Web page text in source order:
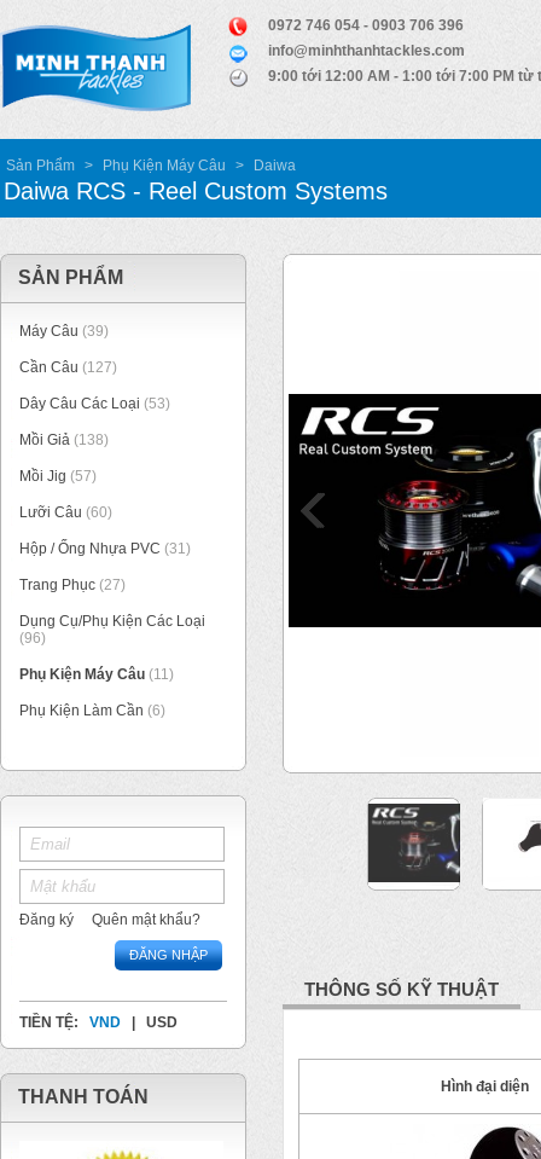
0972 746 054 - 0903 706 396
info@minhthanhtackles.com
9:00 tới 12:00 AM - 1:00 tới 7:00 PM từ
Sản Phẩm > Phụ Kiện Máy Câu > Daiwa
Daiwa RCS - Reel Custom Systems
SẢN PHẨM
Máy Câu (39)
Cần Câu (127)
Dây Câu Các Loại (53)
Mồi Giả (138)
Mồi Jig (57)
Lưỡi Câu (60)
Hộp / Ống Nhựa PVC (31)
Trang Phục (27)
Dụng Cụ/Phụ Kiện Các Loại
(96)
Phụ Kiện Máy Câu (11)
Phụ Kiện Làm Cần (6)
Đăng ký Quên mật khẩu?
ĐĂNG NHẬP
TIỀN TỆ: VND USD
THANH TOÁN
THÔNG SỐ KỸ THUẬT
Hình đại diện